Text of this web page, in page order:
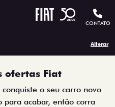
CONTATO
Alterar
ofertas Fiat
o seu carro novo
para acabar, então corra